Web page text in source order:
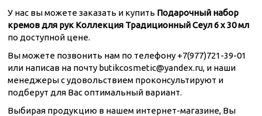
У нас вы можете заказать и купить Подарочный набор
кремов для рук Коллекция Традиционный Сеул 6 х 30 мл
по доступной цене.
Вы можете позвонить нам по телефону +7(977)721-39-01
или написав на почту butikcosmetic@yandex.ru, и наши
менеджеры с удовольствием проконсультируют и
подберут для Вас оптимальный вариант.
Выбирая продукцию в нашем интернет-магазине, Вы